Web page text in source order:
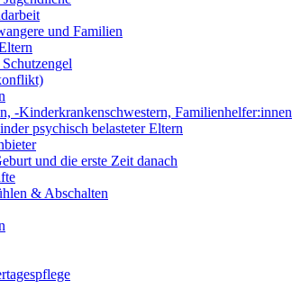
und Familien
-Kinderkrankenschwestern, Familienhelfer:innen
psychisch belasteter Eltern
und die erste Zeit danach
& Abschalten